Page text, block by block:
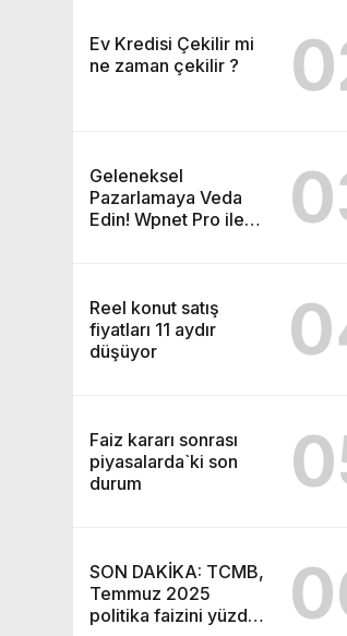
Ev Kredisi Çekilir mi
ne zaman çekilir ?
Geleneksel
Pazarlamaya Veda
Edin! Wpnet Pro ile
Reel konut satış
fiyatları 11 aydır
düşüyor
Faiz kararı sonrası
piyasalarda`ki son
durum
SON DAKİKA: TCMB,
Temmuz 2025
politika faizini yüzde